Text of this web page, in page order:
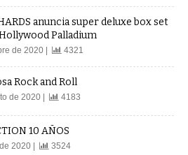
anuncia super deluxe box set
Palladium
de 2020 | 4321
Rock and Roll
de 2020 | 4183
10 AÑOS
2020 | 3524